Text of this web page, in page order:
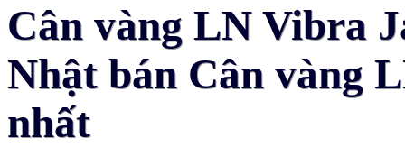
Cân vàng LN Vibra
Nhật bán Cân vàng
nhất